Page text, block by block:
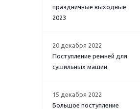
праздничные выходные
2023
20 декабря 2022
Поступление ремней для
сушильных машин
15 декабря 2022
Большое поступление